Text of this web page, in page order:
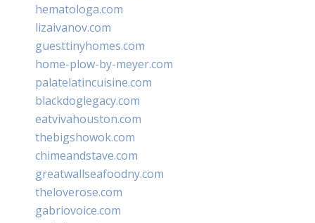
hematologa.com
lizaivanov.com
guesttinyhomes.com
home-plow-by-meyer.com
palatelatincuisine.com
blackdoglegacy.com
eatvivahouston.com
thebigshowok.com
chimeandstave.com
greatwallseafoodny.com
theloverose.com
gabriovoice.com